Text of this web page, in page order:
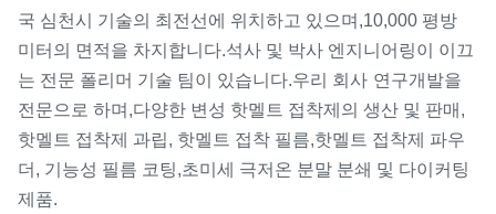
국 심천시 기술의 최전선에 위치하고 있으며,10,000 평방
미터의 면적을 차지합니다.석사 및 박사 엔지니어링이 이끄
는 전문 폴리머 기술 팀이 있습니다.우리 회사 연구개발을
전문으로 하며,다양한 변성 핫멜트 접착제의 생산 및 판매,
핫멜트 접착제 과립, 핫멜트 접착 필름,핫멜트 접착제 파우
더, 기능성 필름 코팅,초미세 극저온 분말 분쇄 및 다이커팅
제품.